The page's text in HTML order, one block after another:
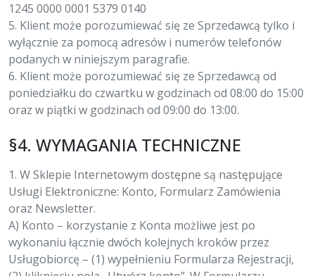
1245 0000 0001 5379 0140
5. Klient może porozumiewać się ze Sprzedawcą tylko i
wyłącznie za pomocą adresów i numerów telefonów
podanych w niniejszym paragrafie.
6. Klient może porozumiewać się ze Sprzedawcą od
poniedziałku do czwartku w godzinach od 08:00 do 15:00
oraz w piątki w godzinach od 09:00 do 13:00.
§4. WYMAGANIA TECHNICZNE
1. W Sklepie Internetowym dostępne są następujące
Usługi Elektroniczne: Konto, Formularz Zamówienia
oraz Newsletter.
A) Konto – korzystanie z Konta możliwe jest po
wykonaniu łącznie dwóch kolejnych kroków przez
Usługobiorcę – (1) wypełnieniu Formularza Rejestracji,